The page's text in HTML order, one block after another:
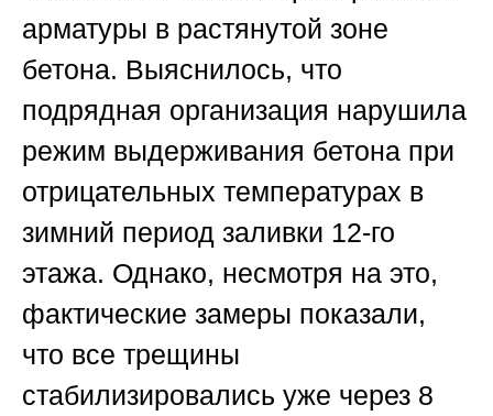
арматуры в растянутой зоне
бетона. Выяснилось, что
подрядная организация нарушила
режим выдерживания бетона при
отрицательных температурах в
зимний период заливки 12-го
этажа. Однако, несмотря на это,
фактические замеры показали,
что все трещины
стабилизировались уже через 8